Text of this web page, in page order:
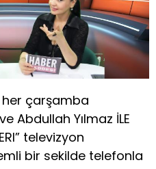
her çarşamba
Abdullah Yılmaz İLE
televizyon
bir sekilde telefonla